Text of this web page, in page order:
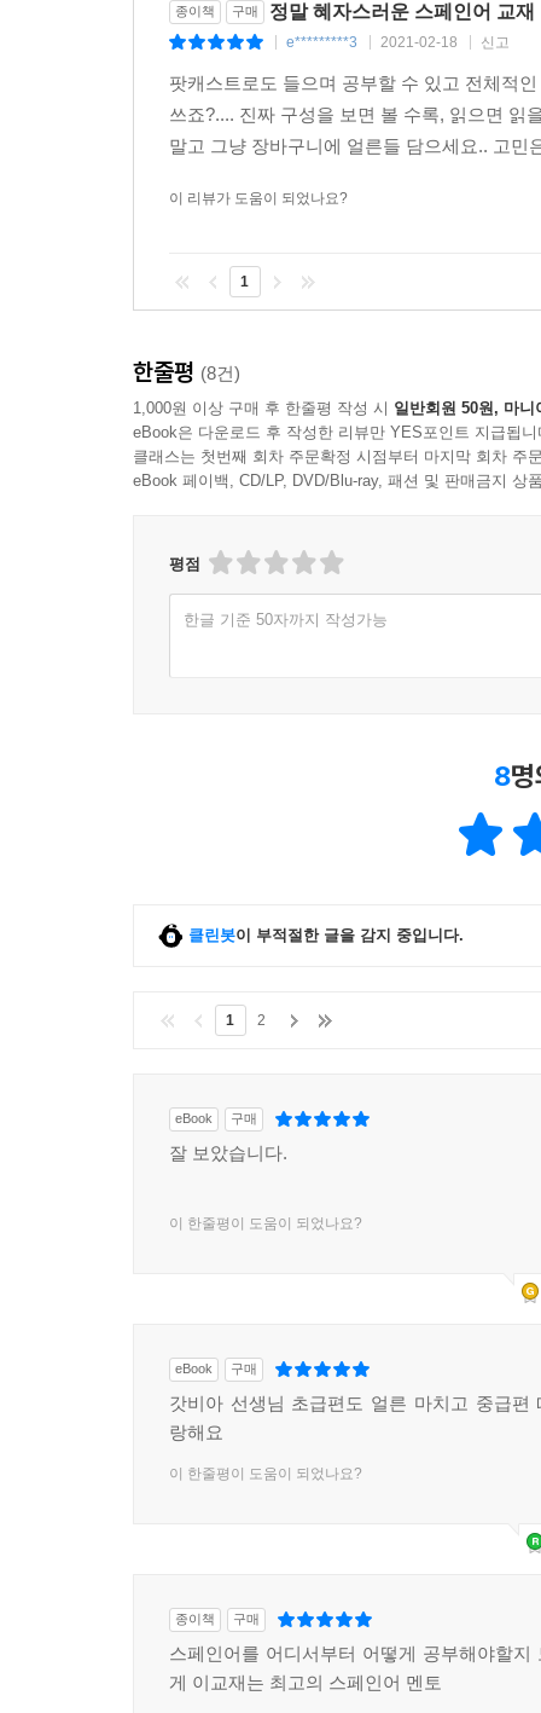
종이책 구매 정말 혜자스러운 스페인어 교재
e*********3 2021-02-18 신고
팟캐스트로도 들으며 공부할 수 있고 전체적
쓰죠?.... 진짜 구성을 보면 볼 수록, 읽으면 읽
말고 그냥 장바구니에 얼른들 담으세요.. 고민
이 리뷰가 도움이 되었나요?
1
한줄평 (8건)
1,000원 이상 구매 후 한줄평 작성 시 일반회원 50원, 마니
eBook은 다운로드 후 작성한 리뷰만 YES포인트 지급됩니
클래스는 첫번째 회차 주문확정 시점부터 마지막 회차 주
eBook 페이백, CD/LP, DVD/Blu-ray, 패션 및 판매금지 상
평점
한글 기준 50자까지 작성가능
8
클린봇이 부적절한 글을 감지 중입니다.
1 2
eBook 구매
잘 보았습니다.
이 한줄평이 도움이 되었나요?
eBook 구매
갓비아 선생님 초급편도 얼른 마치고 중급편
랑해요
이 한줄평이 도움이 되었나요?
종이책 구매
스페인어를 어디서부터 어떻게 공부해야할지
게 이교재는 최고의 스페인어 멘토